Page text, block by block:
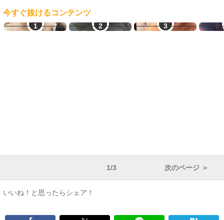
今すぐ抜けるコンテンツ
素人エロ配信 生オナ配信 即ヤリ女一覧 即
1/3 次のページ ＞
いいね！と思ったらシェア！